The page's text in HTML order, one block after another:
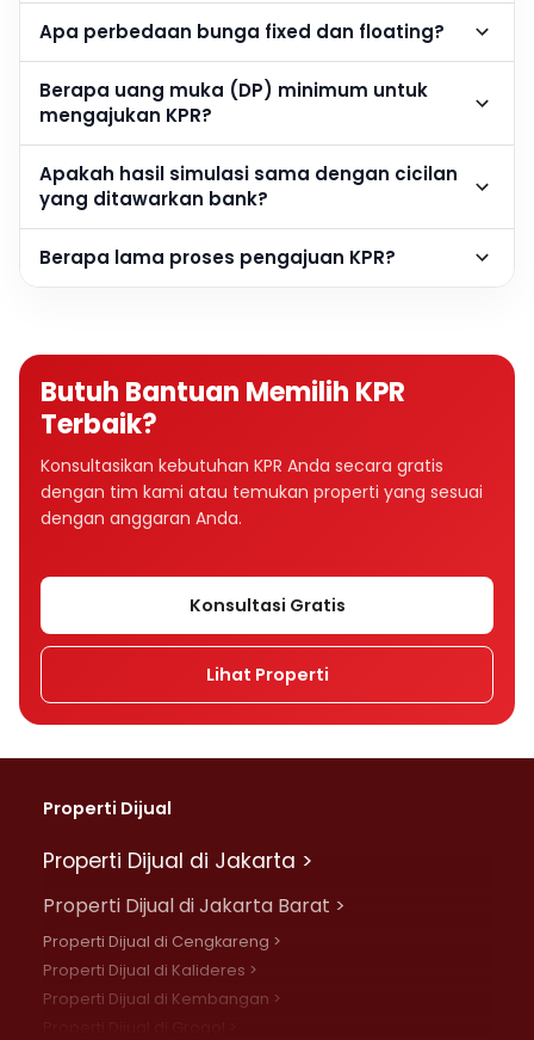
Apa perbedaan bunga fixed dan floating?
Berapa uang muka (DP) minimum untuk
mengajukan KPR?
Apakah hasil simulasi sama dengan cicilan
yang ditawarkan bank?
Berapa lama proses pengajuan KPR?
Butuh Bantuan Memilih KPR
Terbaik?
Konsultasikan kebutuhan KPR Anda secara gratis
dengan tim kami atau temukan properti yang sesuai
dengan anggaran Anda.
Konsultasi Gratis
Lihat Properti
Properti Dijual
Properti Dijual di Jakarta >
Properti Dijual di Jakarta Barat >
Properti Dijual di Cengkareng >
Properti Dijual di Kalideres >
Properti Dijual di Kembangan >